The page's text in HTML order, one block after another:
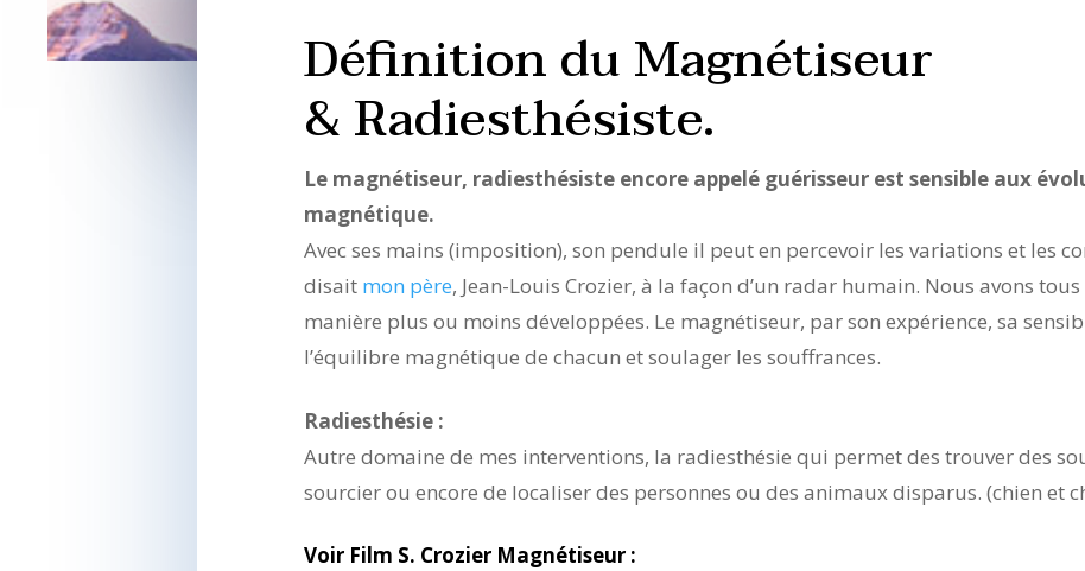
magnétique.
Définition du Magnétiseur
& Radiesthésiste.
Le magnétiseur, radiesthésiste encore appelé guérisseur est sensible aux
magnétique.
Avec ses mains (imposition), son pendule il peut en percevoir les variations et les
disait mon père, Jean-Louis Crozier, à la façon d’un radar humain. Nous avons
manière plus ou moins développées. Le magnétiseur, par son expérience, sa
l’équilibre magnétique de chacun et soulager les souffrances.
Radiesthésie :
Autre domaine de mes interventions, la radiesthésie qui permet des trouver des
sourcier ou encore de localiser des personnes ou des animaux disparus. (chien et
Voir Film S. Crozier Magnétiseur :